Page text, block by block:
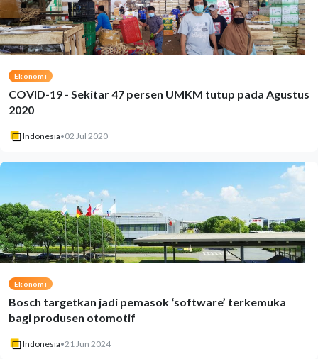
Ekonomi
COVID-19 - Sekitar 47 persen UMKM tutup pada Agustus
2020
Indonesia•02 Jul 2020
Ekonomi
Bosch targetkan jadi pemasok ‘software’ terkemuka
bagi produsen otomotif
Indonesia•21 Jun 2024